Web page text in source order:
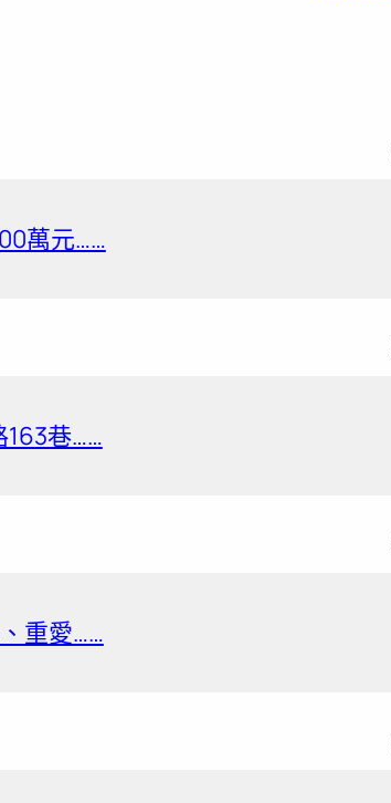
萬元……
163巷……
重愛……